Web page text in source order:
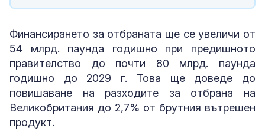
Финансирането за отбраната ще се увеличи от
54 млрд. паунда годишно при предишното
правителство до почти 80 млрд. паунда
годишно до 2029 г. Това ще доведе до
повишаване на разходите за отбрана на
Великобритания до 2,7% от брутния вътрешен
продукт.